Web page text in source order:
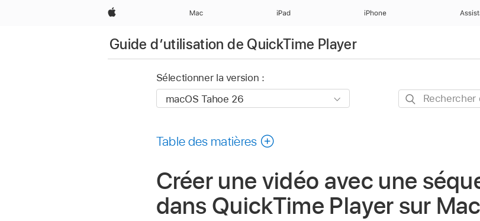
Apple Mac iPad iPhone
Guide dʼutilisation de QuickTime Player
Sélectionner la version :
Rechercher
Table des matières
Créer une vidéo avec une
dans QuickTime Player sur Mac